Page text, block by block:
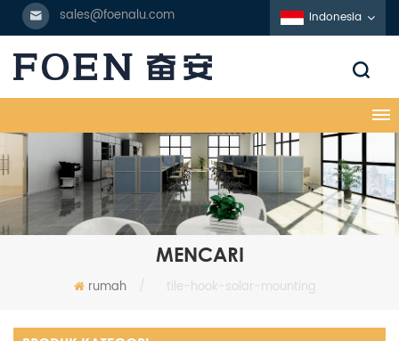
sales@foenalu.com Indonesia
MENCARI
rumah / tile-hook-solar-mounting